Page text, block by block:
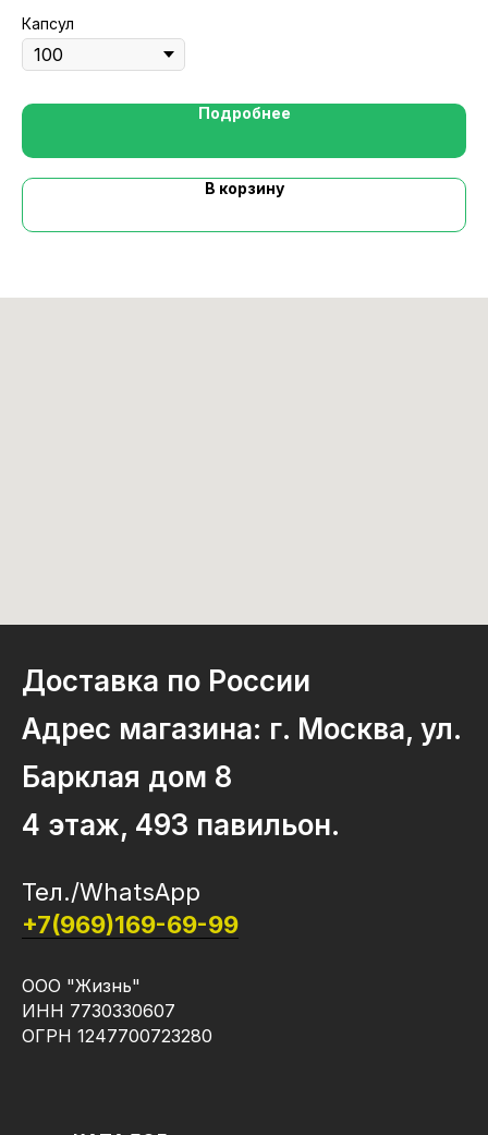
Капсул
Подробнее
В корзину
Доставка по России
Адрес магазина: г. Москва, ул.
Барклая дом 8
4 этаж, 493 павильон.
Тел./WhatsApp
+7(969)169-69-99
ООО "Жизнь"
ИНН 7730330607
ОГРН 1247700723280